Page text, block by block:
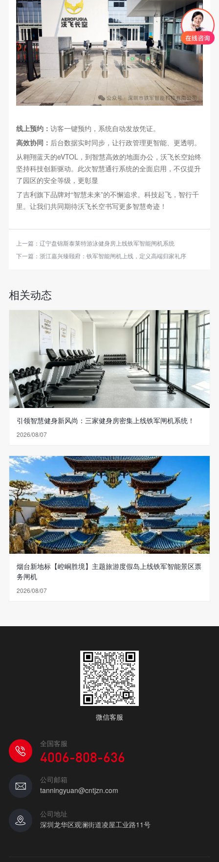
线上预约： 访客一键预约，系统自动发放凭证。
高效协同： 后台数据实时同步，让行政管理更智能、更透明。
从翱翔蓝天的eVTOL，到智慧高效的地面办公，沃飞长空始终
坚持科技创新驱动。此次智慧通行系统的全面启用，不仅提升
了园区的安全等级，更彰显
了吉利旗下品牌对“智慧未来”的不懈追求。科技起飞，智行千
里。让我们共同期待沃飞长空书写更多智慧奇迹！
上一篇： 辽宁盘锦斯泰莱特游泳健身房上线铁军智能闸机系统
下一篇： 浙江嘉兴臻颐府：铁军智能闸机上线，定义高端归家礼序
相关动态
引领智慧健身新风尚：三家健身房密集上线铁军闸机系统！
2026/08/07
烟台新地标【崆峒胜境】主题旅游度假岛上线铁军智能景区票
务闸机
2026/08/07
微信客服
全国客服
4006-808-636
公司邮箱
tanningyuan@cntjzn.com
公司地址
深圳龙华区观澜街道凌屋工业路11号